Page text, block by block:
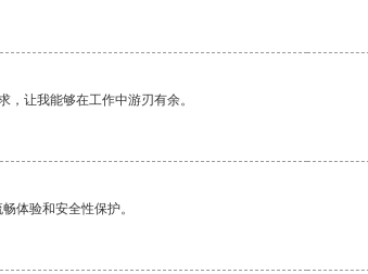
让我能够在工作中游刃有余。
体验和安全性保护。